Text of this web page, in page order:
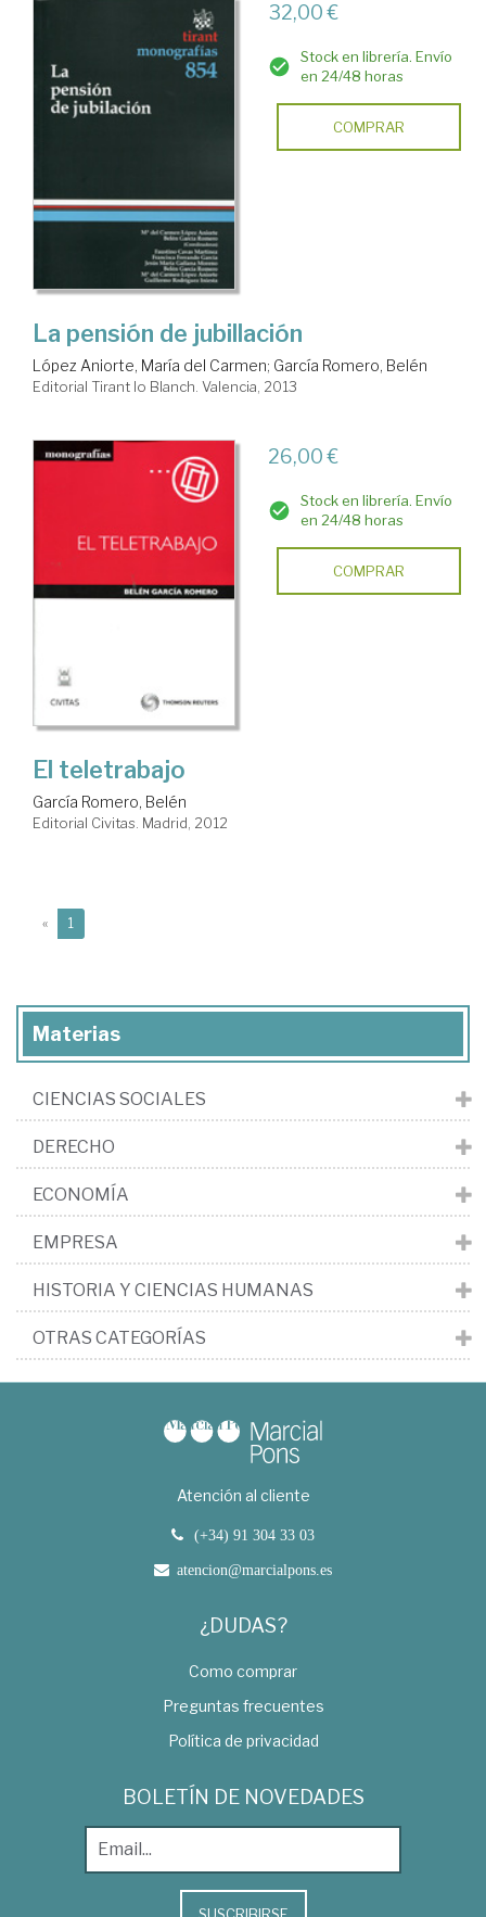
32,00 €
Stock en librería. Envío
en 24/48 horas
COMPRAR
La pensión de jubillación
López Aniorte, María del Carmen; García Romero, Belén
Editorial Tirant lo Blanch. Valencia, 2013
26,00 €
Stock en librería. Envío
en 24/48 horas
COMPRAR
El teletrabajo
García Romero, Belén
Editorial Civitas. Madrid, 2012
« 1
Materias
CIENCIAS SOCIALES
DERECHO
ECONOMÍA
EMPRESA
HISTORIA Y CIENCIAS HUMANAS
OTRAS CATEGORÍAS
Atención al cliente
(+34) 91 304 33 03
atencion@marcialpons.es
¿DUDAS?
Como comprar
Preguntas frecuentes
Política de privacidad
BOLETÍN DE NOVEDADES